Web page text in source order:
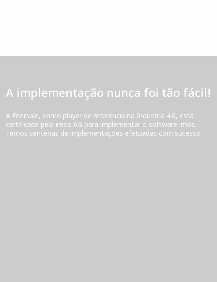
A implementação nunca foi tão fácil!
A Enersale, como player de referencia na Indústria 4.0, está
certificada pela imos AG para implementar o software imos.
Temos centenas de implementações efetuadas com sucesso.